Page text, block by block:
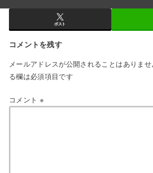
ポスト
コメントを残す
メールアドレスが公開されることはありませ
る欄は必須項目です
コメント ※